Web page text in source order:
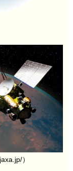
）